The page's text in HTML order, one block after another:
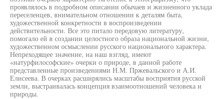
проявлялось в подробном описании обычаев и жизненного уклада
переселенцев, внимательном отношении к деталям быта,
художественной конкретности в воспроизведении
действительности. Все это питало передовую литературу,
помогало ей в создании целостного образа национальной жизни,
художественном осмыслении русского национального характера.
Непреходящее значение, на наш взгляд, имеют
«натурфилософские» очерки о природе, в данной работе
представленные произведениями Н.М. Пржевальского и А.И.
Елисеева. В очерках расширялись масштабы восприятия русской
земли, выстраивалась концепция взаимоотношений человека и
природы.